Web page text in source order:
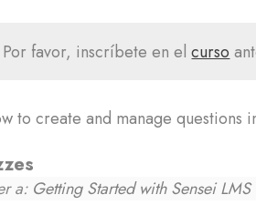
Por favor, inscríbete en elcurso
to create and manage questions
a: Getting Started with Sensei LMS